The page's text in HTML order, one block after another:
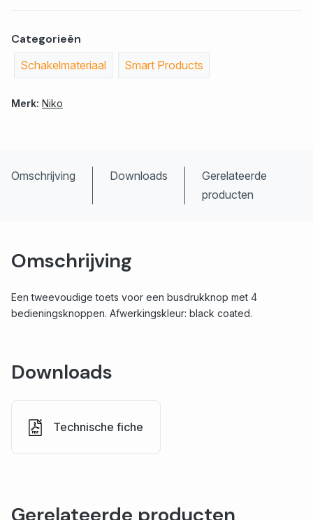
Categorieën
Schakelmateriaal Smart Products
Merk: Niko
Omschrijving Downloads
Gerelateerde
producten
Omschrijving
Een tweevoudige toets voor een busdrukknop met 4
bedieningsknoppen. Afwerkingskleur: black coated.
Downloads
Technische fiche